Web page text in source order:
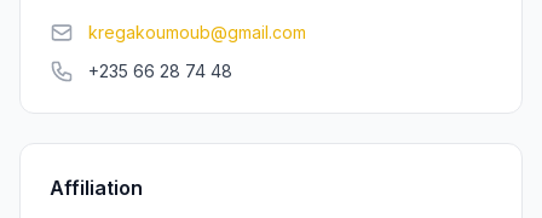
kregakoumoub@gmail.com
+235 66 28 74 48
Affiliation